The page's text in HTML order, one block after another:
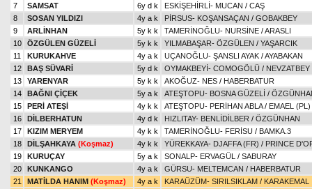
7
SAMSAT 6y d k ESKİŞEHİRLİ- MUCAN / CAŞ
8
SOSAN YILDIZI 4y a k PİRSUS- KOŞANSAÇAN / GOBAKBEY
9
ARLİNHAN 5y k k TAMERİNOĞLU- NURSİNE /ARASLI
10
ÖZGÜLEN GÜZELİ 5y k k YILMABAŞAR- ÖZGÜLEN / YAŞARCIK
11
KURUKAHVE 4y a k UÇANOĞLU- ŞANSLI AYAK /AYABAKAN
12
BAŞ SÜVARİ 5y d k OYMAKBEYİ- COMOGÖLÜ / NEVZATBEY
13
YARENYAR 5y k k AKOĞUZ- NES / HABERBATUR
14
BAĞNI ÇİÇEK 5y a k ATEŞTOPU- BOSNA GÜZELİ /
15
PERİ ATEŞİ 4y k k ATEŞTOPU- PERİHAN ABLA/ EMAEL (PL)
16
DİLBERHATUN 4y d k HIZLITAY- BENLİDİLBER / ÖZGÜNHAN
17
KIZIM MERYEM 4y k k TAMERİNOĞLU- FERİSU / BAMKA.3
18
DİLŞAHKAYA (Koşmaz) 4y k k YÜREKKAYA- DJAFFA (FR) / PRINCE
19
KURUÇAY 5y a k SONALP- ERVAGÜL / SABURAY
20
KUNKANGO 4y a k GÜRSU- MELTEMCAN / HABERBATUR
21
MATİLDA HANIM (Koşmaz) 4y a k KARAÜZÜM- SIRILSIKLAM / KARAKEMAL